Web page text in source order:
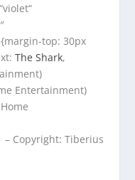
top: 30px
The Shark,
Entertainment)
– Copyright: Tiberius